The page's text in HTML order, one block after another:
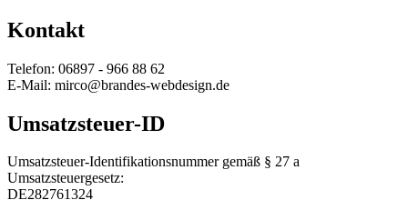
Kontakt
Telefon: 06897 - 966 88 62
E-Mail: mirco@brandes-webdesign.de
Umsatzsteuer-ID
Umsatzsteuer-Identifikationsnummer gemäß § 27 a
Umsatzsteuergesetz:
DE282761324